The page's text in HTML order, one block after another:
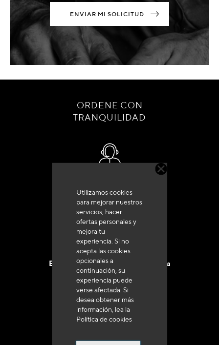
Utilizamos cookies
para mejorar nuestros
servicios, hacer
ofertas personales y
mejora tu
experiencia. Si no
acepta las cookies
opcionales a
continuación, su
experiencia puede
verse afectada. Si
desea obtener más
información, lea la
Política de cookies
ENVIAR MI SOLICITUD
ORDENE CON
TRANQUILIDAD
+33 (0)4 79 72 62 22 Pulse 1
Entrega en 48 a 72 horas en Francia
a 250 euros*